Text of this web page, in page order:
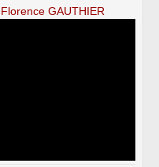
GAUTHIER